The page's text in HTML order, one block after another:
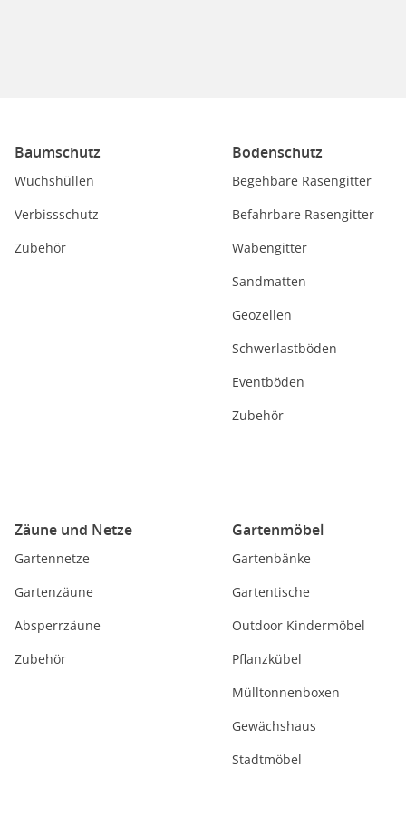
Baumschutz
Wuchshüllen
Verbissschutz
Zubehör
Bodenschutz
Begehbare Rasengitter
Befahrbare Rasengitter
Wabengitter
Sandmatten
Geozellen
Schwerlastböden
Eventböden
Zubehör
Zäune und Netze
Gartennetze
Gartenzäune
Absperrzäune
Zubehör
Gartenmöbel
Gartenbänke
Gartentische
Outdoor Kindermöbel
Pflanzkübel
Mülltonnenboxen
Gewächshaus
Stadtmöbel